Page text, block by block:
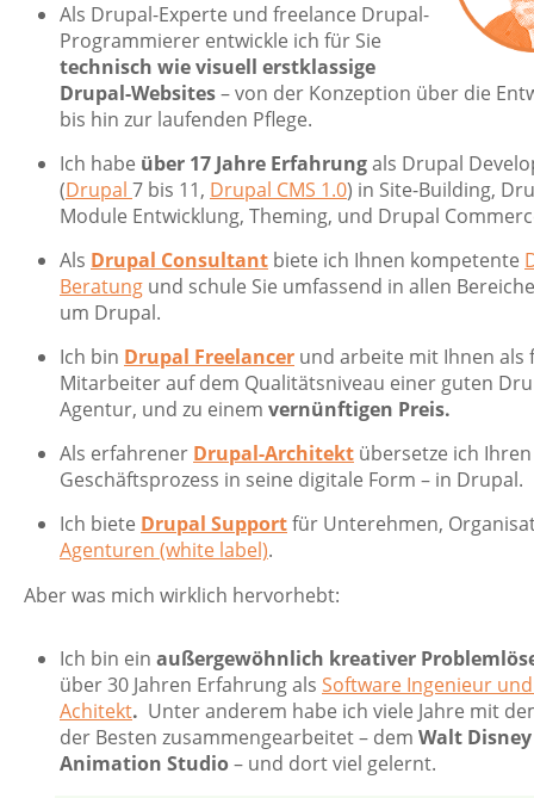
Als Drupal-Experte und freelance Drupal-
Programmierer entwickle ich für Sie
technisch wie visuell erstklassige
Drupal-Websites– von der Konzeption über die
bis hin zur laufenden Pflege.
Ich habe über 17 Jahre Erfahrungals Drupal
(Drupal 7 bis 11, Drupal CMS 1.0) in Site-Building,
Module Entwicklung, Theming, und Drupal
Als Drupal Consultant biete ich Ihnen kompetente
Beratung und schule Sie umfassend in allen
um Drupal.
Ich bin Drupal Freelancer und arbeite mit Ihnen als
Mitarbeiter auf dem Qualitätsniveau einer guten
Agentur, und zu einem vernünftigen Preis.
Als erfahrener Drupal-Architekt übersetze ich Ihren
Geschäftsprozess in seine digitale Form – in Drupal.
Ich biete Drupal Supportfür Unterehmen,
Agenturen (white label).
Aber was mich wirklich hervorhebt:
Ich bin ein außergewöhnlich kreativer
über 30 Jahren Erfahrung als Software Ingenieur
Achitekt. Unter anderem habe ich viele Jahre mit
der Besten zusammengearbeitet – dem Walt Disney
Animation Studio– und dort viel gelernt.